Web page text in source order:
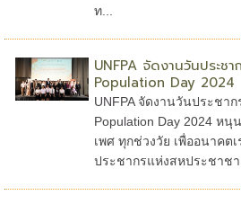
ท...
UNFPA จัดงานวันประช
Population Day 2024
UNFPA จัดงานวันประชาก
Population Day 2024 ห
เพศ ทุกช่วงวัย เพื่ออนาคต
ประชากรแห่งสหประชาชา